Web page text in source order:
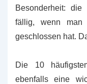
Besonderheit:
fällig, wenn man
geschlossen hat.
Die 10
ebenfalls eine